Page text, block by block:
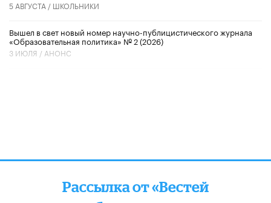
5 АВГУСТА / ШКОЛЬНИКИ
Вышел в свет новый номер научно-публицистического журнала
«Образовательная политика» № 2 (2026)
3 ИЮЛЯ / АНОНС
Рассылка от «Вестей